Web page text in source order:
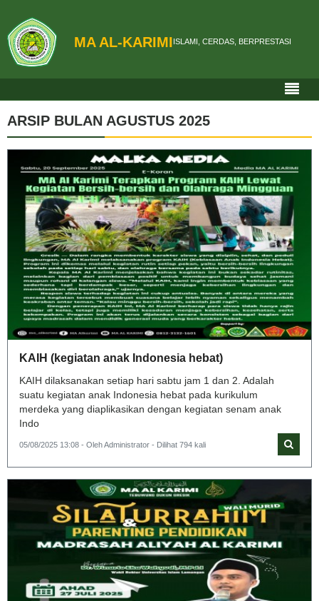
MA AL-KARIMIISLAMI, CERDAS, BERPRESTASI
ARSIP BULAN AGUSTUS 2025
KAIH (kegiatan anak Indonesia hebat)
KAIH dilaksanakan setiap hari sabtu jam 1 dan 2. Adalah
suatu kegiatan anak Indonesia hebat pada kurikulum
merdeka yang diaplikasikan dengan kegiatan senam anak
Indo
05/08/2025 13:08 - Oleh Administrator - Dilihat 794 kali